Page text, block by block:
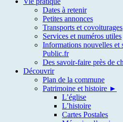
Dates à retenir
Petites annonces
Transports et covoiturages
Services et numéros utiles
Informations nouvelles et
Public.fr
Des savoir-faire près de
Découvrir
Plan de la commune
Patrimoine et histoire ►
L’église
L’histoire
Cartes Postales